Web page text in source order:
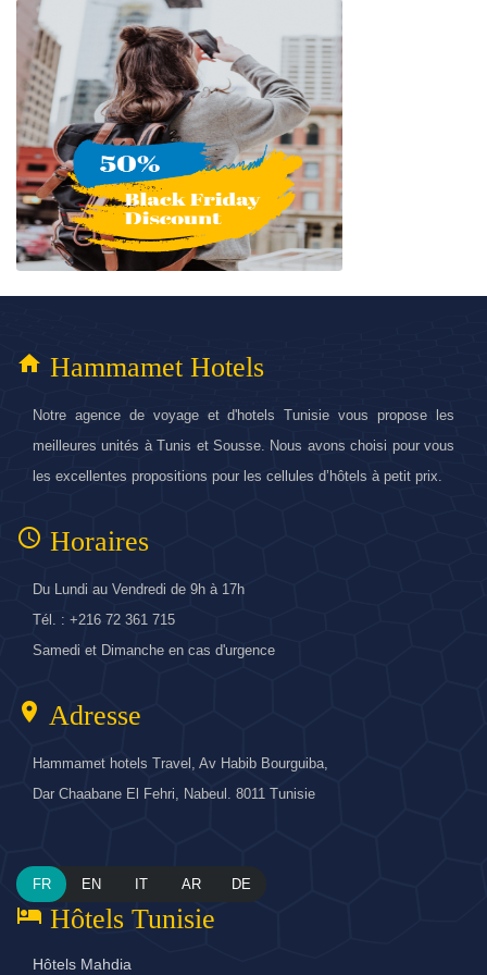
home Hammamet Hotels
Notre agence de voyage et d'hotels Tunisie vous propose les
meilleures unités à Tunis et Sousse. Nous avons choisi pour vous
les excellentes propositions pour les cellules d’hôtels à petit prix.
access_time Horaires
Du Lundi au Vendredi de 9h à 17h
Tél. : +216 72 361 715
Samedi et Dimanche en cas d'urgence
location_on Adresse
Hammamet hotels Travel, Av Habib Bourguiba,
Dar Chaabane El Fehri, Nabeul. 8011 Tunisie
FR EN IT AR DE
hotel Hôtels Tunisie
Hôtels Mahdia